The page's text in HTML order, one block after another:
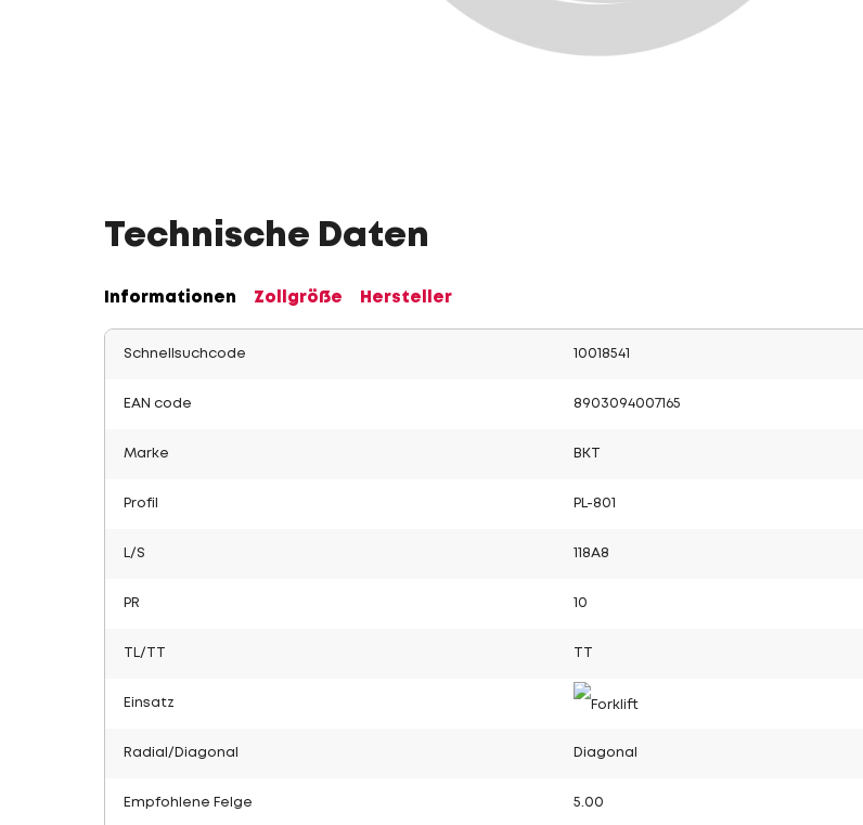
Technische Daten
Informationen Zollgröße Hersteller
Schnellsuchcode 10018541
EAN code 8903094007165
Marke BKT
Profil PL-801
L/S 118A8
PR 10
TL/TT
Einsatz
Radial/Diagonal Diagonal
Empfohlene Felge 5.00